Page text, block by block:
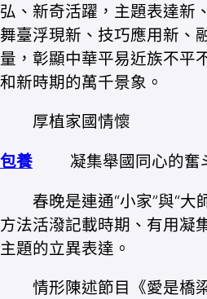
弘、新奇活躍，主題表達新
舞臺浮現新、技巧應用新、
量，彰顯中華平易近族不平
和新時期的萬千景象。
厚植家國情懷
包養 凝集舉國同心的奮
春晚是連通“小家”與“大
方法活潑記載時期、有用凝
主題的立異表達。
情形陳述節目《愛是橋梁